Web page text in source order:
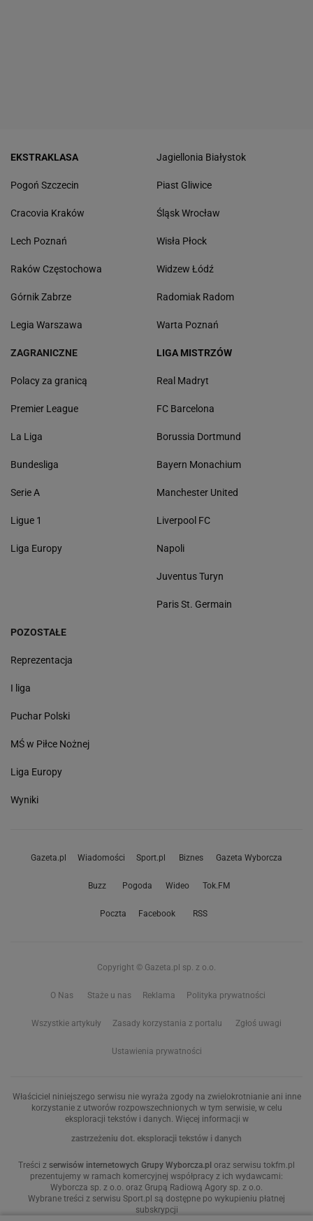
EKSTRAKLASA
Pogoń Szczecin
Cracovia Kraków
Lech Poznań
Raków Częstochowa
Górnik Zabrze
Legia Warszawa
Jagiellonia Białystok
Piast Gliwice
Śląsk Wrocław
Wisła Płock
Widzew Łódź
Radomiak Radom
Warta Poznań
ZAGRANICZNE
Polacy za granicą
Premier League
La Liga
Bundesliga
Serie A
Ligue 1
Liga Europy
LIGA MISTRZÓW
Real Madryt
FC Barcelona
Borussia Dortmund
Bayern Monachium
Manchester United
Liverpool FC
Napoli
Juventus Turyn
Paris St. Germain
POZOSTAŁE
Reprezentacja
I liga
Puchar Polski
MŚ w Piłce Nożnej
Liga Europy
Wyniki
Gazeta.pl Wiadomości Sport.pl Biznes Gazeta Wyborcza
Buzz Pogoda Wideo Tok.FM
Poczta Facebook RSS
Copyright © Gazeta.pl sp. z o.o.
O Nas Staże u nas Reklama Polityka prywatności
Wszystkie artykuły Zasady korzystania z portalu Zgłoś uwagi
Ustawienia prywatności
Właściciel niniejszego serwisu nie wyraża zgody na zwielokrotnianie ani inne
korzystanie z utworów rozpowszechnionych w tym serwisie, w celu
eksploracji tekstów i danych. Więcej informacji w
zastrzeżeniu dot. eksploracji tekstów i danych
Treści z serwisów internetowych Grupy Wyborcza.pl oraz serwisu tokfm.pl
prezentujemy w ramach komercyjnej współpracy z ich wydawcami:
Wyborcza sp. z o.o. oraz Grupą Radiową Agory sp. z o.o.
Wybrane treści z serwisu Sport.pl są dostępne po wykupieniu płatnej
subskrypcji